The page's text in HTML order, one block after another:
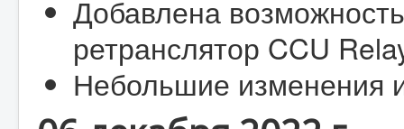
Добавлена
ретранслятор CCU
Небольшие изменения